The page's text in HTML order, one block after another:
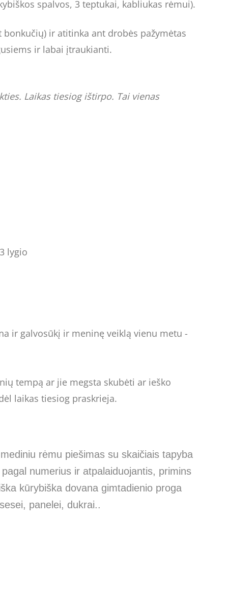
spalvos, 3 teptukai, kabliukas rėmui).
ir atitinka ant drobės pažymėtas
ir labai įtraukianti.
Laikas tiesiog ištirpo. Tai vienas
lygio
ir galvosūkį ir meninę veiklą vienu metu -
tempą ar jie megsta skubėti ar ieško
laikas tiesiog praskrieja.
rėmu piešimas su skaičiais tapyba
numerius ir atpalaiduojantis, primins
kūrybiška dovana gimtadienio proga
panelei, dukrai..